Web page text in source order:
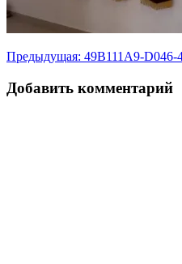
Навигация
по
записям
Предыдущая: 49B111A9-D046-
Добавить комментарий